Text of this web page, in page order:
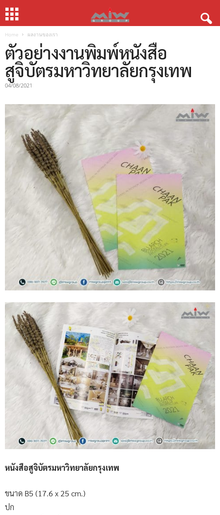
Home ผลงานของเรา
ตัวอย่างงานพิมพ์หนังสือ
สูจิบัตรมหาวิทยาลัยกรุงเทพ
04/08/2021
หนังสือสูจิบัตรมหาวิทยาลัยกรุงเทพ
ขนาด B5 (17.6 x 25 cm.)
ปก